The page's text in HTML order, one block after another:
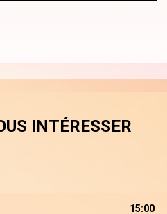
INTÉRESSER
15:00